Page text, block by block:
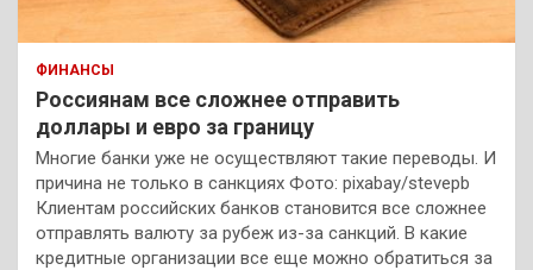
ФИНАНСЫ
Россиянам все сложнее отправить
доллары и евро за границу
Многие банки уже не осуществляют такие переводы. И
причина не только в санкциях Фото: pixabay/stevepb
Клиентам российских банков становится все сложнее
отправлять валюту за рубеж из-за санкций. В какие
кредитные организации все еще можно обратиться за